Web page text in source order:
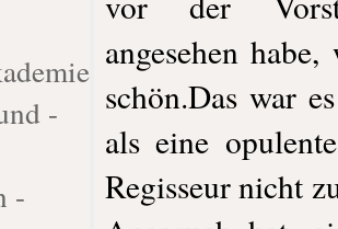
-
-
angesehen
schön.Das war
als eine
Regisseur nicht